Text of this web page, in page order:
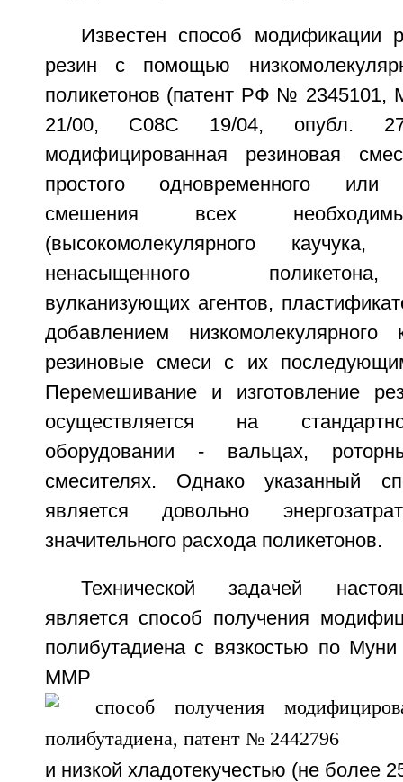
Известен способ модификации
резин с помощью
поликетонов (патент РФ № 2345101,
21/00, C08C 19/04, опубл.
модифицированная резиновая
простого одновременного или
смешения всех
(высокомолекулярного каучука,
ненасыщенного
вулканизующих агентов,
добавлением
резиновые смеси с их
Перемешивание и изготовление
осуществляется на
оборудовании - вальцах,
смесителях. Однако указанный
является довольно
значительного расхода поликетонов.
Технической задачей
является способ получения
полибутадиена с вязкостью по
и низкой хладотекучестью (не более